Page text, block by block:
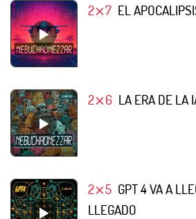
2⨯7 EL
2⨯6 LA ERA DE LA
2⨯5 GPT 4 VA A
LLEGADO